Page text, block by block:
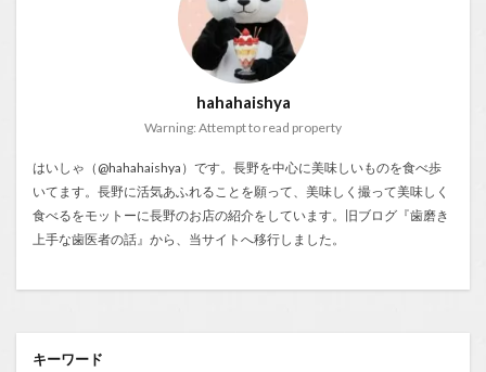
hahahaishya
Warning: Attempt to read property
はいしゃ（@hahahaishya）です。長野を中心に美味しいものを食べ歩
いてます。長野に活気あふれることを願って、美味しく撮って美味しく
食べるをモットーに長野のお店の紹介をしています。旧ブログ『歯磨き
上手な歯医者の話』から、当サイトへ移行しました。
キーワード